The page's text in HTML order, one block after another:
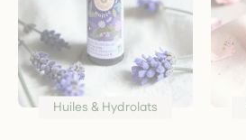
Huiles & Hydrolats